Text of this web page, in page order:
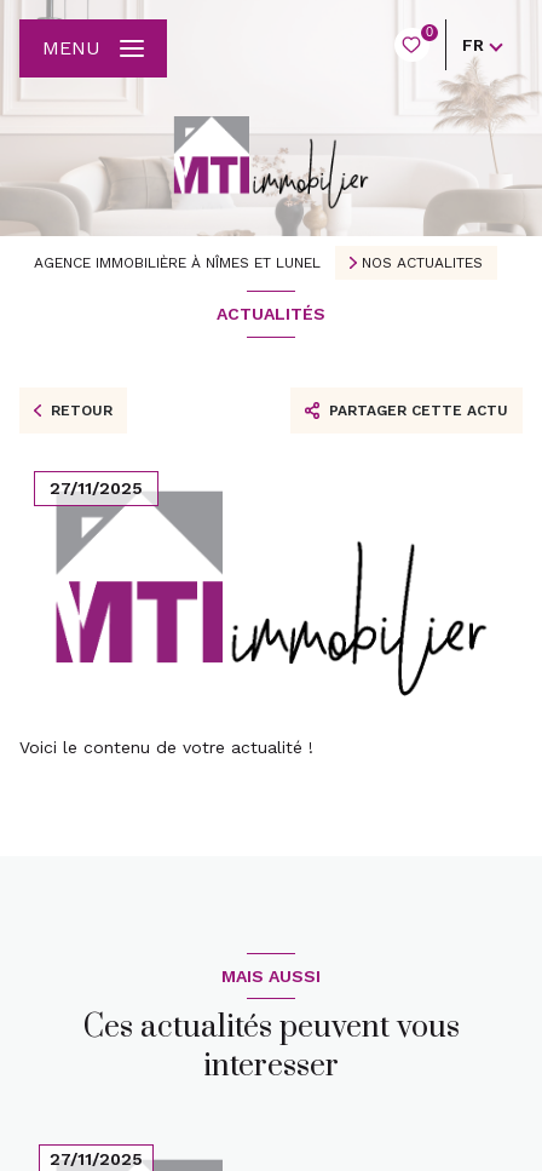
0
FR
MENU
AGENCE IMMOBILIÈRE À NÎMES ET LUNEL NOS ACTUALITES
ACTUALITÉS
RETOUR PARTAGER CETTE ACTU
27/11/2025
Voici le contenu de votre actualité !
MAIS AUSSI
Ces actualités peuvent vous
interesser
27/11/2025